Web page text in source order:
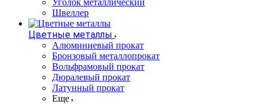
Уголок металлический
Швеллер
Цветные металлы
Алюминиевый прокат
Бронзовый металлопрокат
Вольфрамовый прокат
Дюралевый прокат
Латунный прокат
Еще